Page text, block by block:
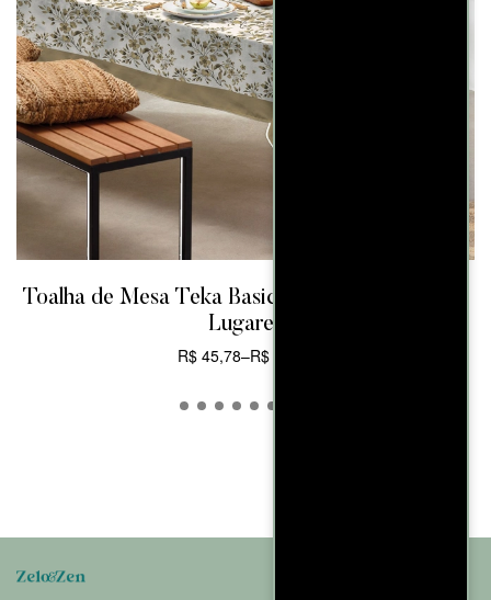
Toalha de Mesa Teka Basic Varias Estampas – 4
Lugares
R$ 45,78–R$